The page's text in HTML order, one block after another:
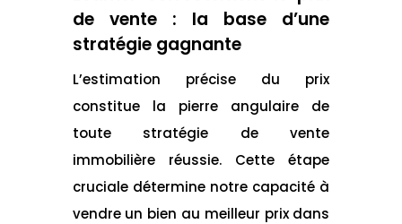
de vente : la base d’une
stratégie gagnante
L’estimation précise du prix
constitue la pierre angulaire de
toute stratégie de vente
immobilière réussie. Cette étape
cruciale détermine notre capacité à
vendre un bien au meilleur prix dans